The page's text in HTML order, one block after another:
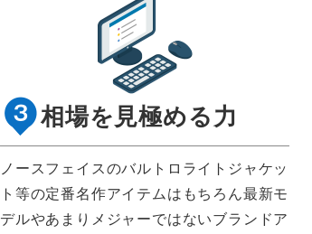
相場を見極める力
ノースフェイスのバルトロライトジャケッ
ト等の定番名作アイテムはもちろん最新モ
デルやあまりメジャーではないブランドア